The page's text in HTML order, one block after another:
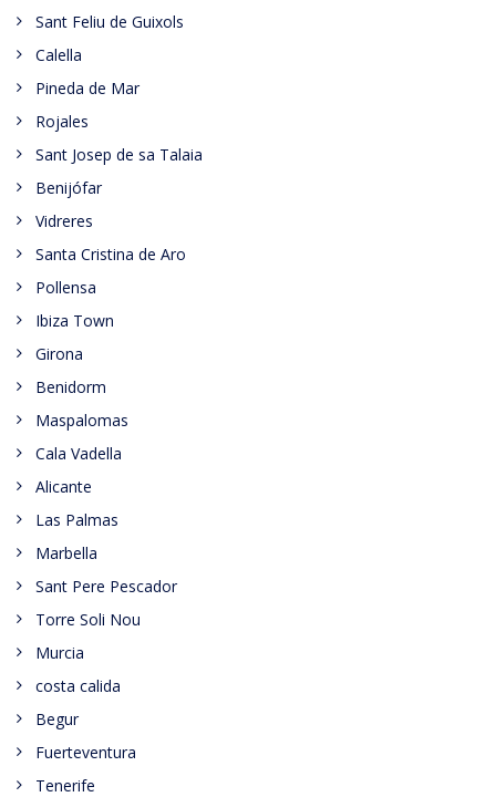
Sant Feliu de Guixols
Calella
Pineda de Mar
Rojales
Sant Josep de sa Talaia
Benijófar
Vidreres
Santa Cristina de Aro
Pollensa
Ibiza Town
Girona
Benidorm
Maspalomas
Cala Vadella
Alicante
Las Palmas
Marbella
Sant Pere Pescador
Torre Soli Nou
Murcia
costa calida
Begur
Fuerteventura
Tenerife